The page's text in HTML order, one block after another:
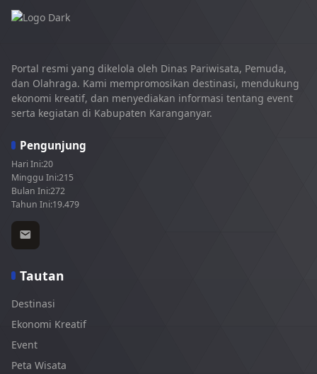
Portal resmi yang dikelola oleh Dinas Pariwisata, Pemuda,
dan Olahraga. Kami mempromosikan destinasi, mendukung
ekonomi kreatif, dan menyediakan informasi tentang event
serta kegiatan di Kabupaten Karanganyar.
Pengunjung
Hari Ini:20
Minggu Ini:215
Bulan Ini:272
Tahun Ini:19.479
Tautan
Destinasi
Ekonomi Kreatif
Event
Peta Wisata